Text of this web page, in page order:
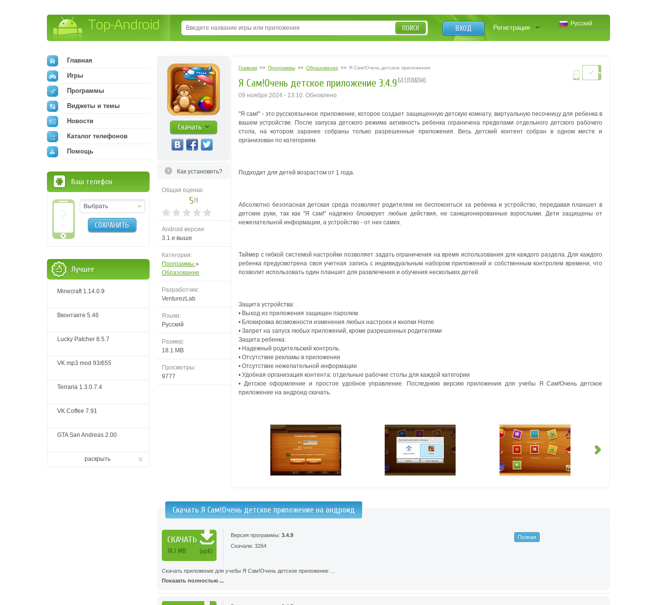
Русский
ВХОД Регистрация
ПОИСК
Скачать
Как установить?
Общая оценка:
5(1)
Android версии:
3.1 и выше
Категория:
Программы »
Образование
Разработчик:
VenturezLab
Языки:
Русский
Размер:
18.1 MB
Просмотры:
9777
Главная >> Программы >> Образование >> Я Сам!Очень детское приложение
Я Сам!Очень детское приложение 3.4.9 БЕСПЛАТНО
09 ноября 2024 - 13:10. Обновлено
"Я сам!" - это русскоязычное приложение, которое создает защищенную детскую комнату, виртуальную песочницу для ребенка в
вашем устройстве. После запуска детского режима активность ребенка ограничена пределами отдельного детского рабочего
стола, на котором заранее собраны только разрешенные приложения. Весь детский контент собран в одном месте и
организован по категориям.
Подходит для детей возрастом от 1 года.
Абсолютно безопасная детская среда позволяет родителям не беспокоиться за ребенка и устройство, передавая планшет в
детские руки, так как "Я сам!" надежно блокирует любые действия, не санкционированные взрослыми. Дети защищены от
нежелательной информации, а устройство - от них самих.
Таймер с гибкой системой настройки позволяет задать ограничения на время использования для каждого раздела. Для каждого
ребенка предусмотрена своя учетная запись с индивидуальным набором приложений и собственным контролем времени, что
позволит использовать один планшет для развлечения и обучения нескольких детей.
Защита устройства:
• Выход из приложения защищен паролем.
• Блокировка возможности изменения любых настроек и кнопки Home
• Запрет на запуск любых приложений, кроме разрешенных родителями
Защита ребенка:
• Надежный родительский контроль.
• Отсутствие рекламы в приложении
• Отсутствие нежелательной информации
• Удобная организация контента: отдельные рабочие столы для каждой категории
• Детское оформление и простое удобное управление. Последнюю версию приложения для учебы Я Сам!Очень детское
приложение на андроид скачать.
Скачать Я Сам!Очень детское приложение на андроид
СКАЧАТЬ
18.1 MB (apk)
Версия программы: 3.4.9
Скачали: 3264
Полная
Скачать приложение для учебы Я Сам!Очень детское приложение …
Показать полностью ...
Главная
Игры
Программы
Виджеты и темы
Новости
Каталог телефонов
Помощь
Ваш телефон
Выбрать
СОХРАНИТЬ
Лучшее
Minecraft 1.14.0.9
Вконтакте 5.46
Lucky Patcher 8.5.7
VK mp3 mod 93/655
Terraria 1.3.0.7.4
VK Coffee 7.91
GTA San Andreas 2.00
раскрыть